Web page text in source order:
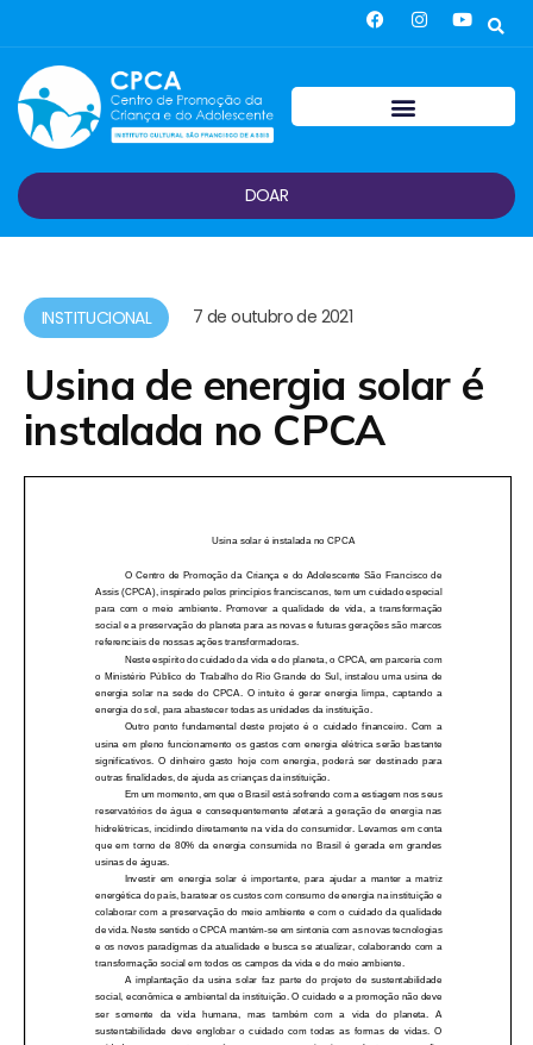
DOAR
INSTITUCIONAL 7 de outubro de 2021
Usina de energia solar é
instalada no CPCA